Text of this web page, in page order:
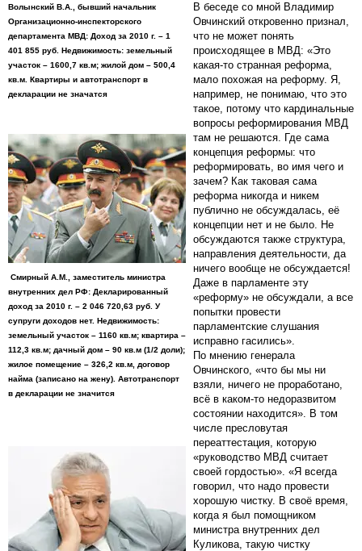
Волынский В.А., бывший начальник
Организационно-инспекторского
департамента МВД: Доход за 2010 г. – 1
401 855 руб. Недвижимость: земельный
участок – 1600,7 кв.м; жилой дом – 500,4
кв.м. Квартиры и автотранспорт в
декларации не значатся
Смирный А.М., заместитель министра
внутренних дел РФ: Декларированный
доход за 2010 г. – 2 046 720,63 руб. У
супруги доходов нет. Недвижимость:
земельный участок – 1160 кв.м; квартира –
112,3 кв.м; дачный дом – 90 кв.м (1/2 доли);
жилое помещение – 326,2 кв.м, договор
найма (записано на жену). Автотранспорт
в декларации не значится
В беседе со мной Владимир
Овчинский откровенно признал,
что не может понять
происходящее в МВД: «Это
какая-то странная реформа,
мало похожая на реформу. Я,
например, не понимаю, что это
такое, потому что кардинальные
вопросы реформирования МВД
там не решаются. Где сама
концепция реформы: что
реформировать, во имя чего и
зачем? Как таковая сама
реформа никогда и никем
публично не обсуждалась, её
концепции нет и не было. Не
обсуждаются также структура,
направления деятельности, да
ничего вообще не обсуждается!
Даже в парламенте эту
«реформу» не обсуждали, а все
попытки провести
парламентские слушания
исправно гасились».
По мнению генерала
Овчинского, «что бы мы ни
взяли, ничего не проработано,
всё в каком-то недоразвитом
состоянии находится». В том
числе пресловутая
переаттестация, которую
«руководство МВД считает
своей гордостью». «Я всегда
говорил, что надо провести
хорошую чистку. В своё время,
когда я был помощником
министра внутренних дел
Куликова, такую чистку